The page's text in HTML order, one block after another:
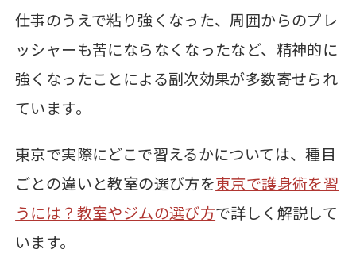
仕事のうえで粘り強くなった、周囲からのプレ
ッシャーも苦にならなくなったなど、精神的に
強くなったことによる副次効果が多数寄せられ
ています。
東京で実際にどこで習えるかについては、種目
ごとの違いと教室の選び方を東京で護身術を習
うには？教室やジムの選び方で詳しく解説して
います。